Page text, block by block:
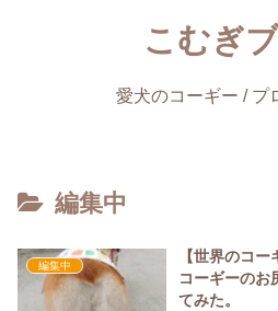
こむぎ
愛犬のコーギー / プ
編集中
編集中
【世界のコ
コーギーのお
てみた。